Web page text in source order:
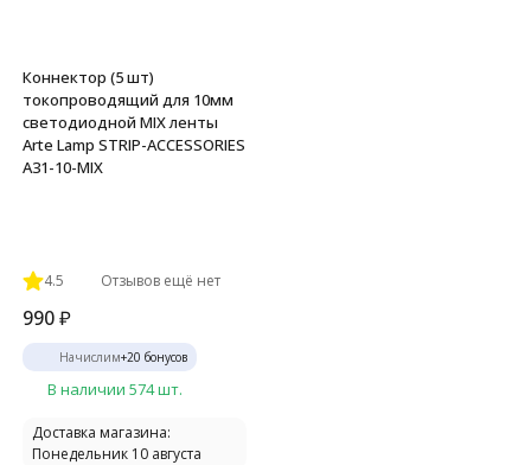
Коннектор (5 шт)
токопроводящий для 10мм
светодиодной MIX ленты
Arte Lamp STRIP-ACCESSORIES
A31-10-MIX
4.5 Отзывов ещё нет
990₽
Начислим+20 бонусов
В наличии 574 шт.
Доставка магазина:
Понедельник 10 августа